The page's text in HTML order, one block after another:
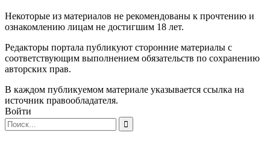
Некоторые из материалов не рекомендованы к прочтению и
ознакомлению лицам не достигшим 18 лет.
Редакторы портала публикуют сторонние материалы с
соответствующим выполнением обязательств по сохранению
авторских прав.
В каждом публикуемом материале указывается ссылка на
источник правообладателя.
Войти